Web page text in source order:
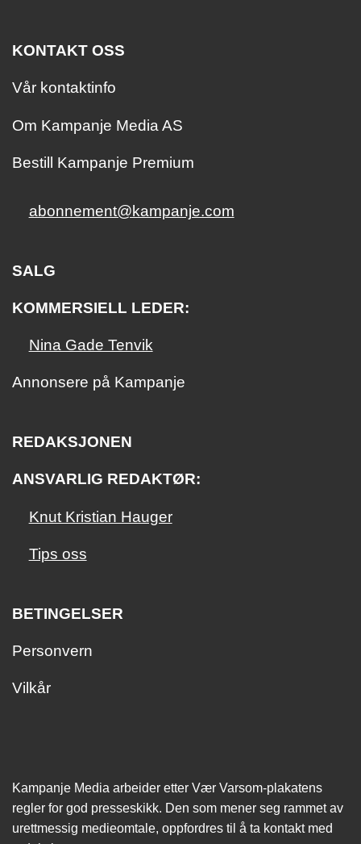
KONTAKT OSS
Vår kontaktinfo
Om Kampanje Media AS
Bestill Kampanje Premium
abonnement@kampanje.com
SALG
KOMMERSIELL LEDER:
Nina Gade Tenvik
Annonsere på Kampanje
REDAKSJONEN
ANSVARLIG REDAKTØR:
Knut Kristian Hauger
Tips oss
BETINGELSER
Personvern
Vilkår
Kampanje Media arbeider etter Vær Varsom-plakatens
regler for god presseskikk. Den som mener seg rammet av
urettmessig medie­omtale, oppfordres til å ta kontakt med